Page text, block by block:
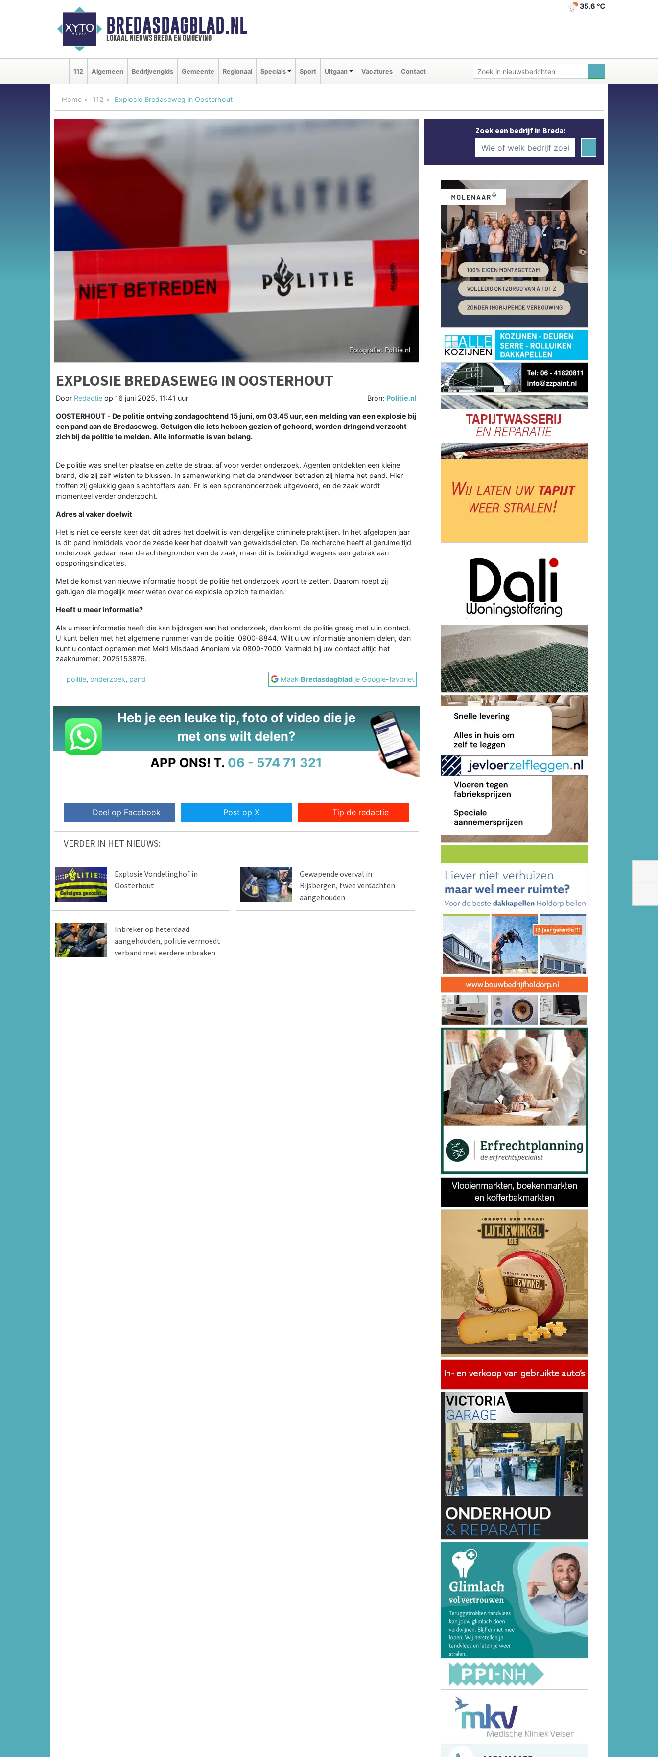
BREDASDAGBLAD.NL
lokaal nieuws breda en omgeving
35.6 ℃
112 Algemeen Bedrijvengids Gemeente Regionaal Specials Sport Uitgaan Vacatures Contact
Home 112 Explosie Bredaseweg in Oosterhout
EXPLOSIE BREDASEWEG IN OOSTERHOUT
Door Redactie op 16 juni 2025, 11:41 uur Bron: Politie.nl
OOSTERHOUT - De politie ontving zondagochtend 15 juni, om 03.45 uur, een melding van een explosie bij
een pand aan de Bredaseweg. Getuigen die iets hebben gezien of gehoord, worden dringend verzocht
zich bij de politie te melden. Alle informatie is van belang.
De politie was snel ter plaatse en zette de straat af voor verder onderzoek. Agenten ontdekten een kleine
brand, die zij zelf wisten te blussen. In samenwerking met de brandweer betraden zij hierna het pand. Hier
troffen zij gelukkig geen slachtoffers aan. Er is een sporenonderzoek uitgevoerd, en de zaak wordt
momenteel verder onderzocht.
Adres al vaker doelwit
Het is niet de eerste keer dat dit adres het doelwit is van dergelijke criminele praktijken. In het afgelopen jaar
is dit pand inmiddels voor de zesde keer het doelwit van geweldsdelicten. De recherche heeft al geruime tijd
onderzoek gedaan naar de achtergronden van de zaak, maar dit is beëindigd wegens een gebrek aan
opsporingsindicaties.
Met de komst van nieuwe informatie hoopt de politie het onderzoek voort te zetten. Daarom roept zij
getuigen die mogelijk meer weten over de explosie op zich te melden.
Heeft u meer informatie?
Als u meer informatie heeft die kan bijdragen aan het onderzoek, dan komt de politie graag met u in contact.
U kunt bellen met het algemene nummer van de politie: 0900-8844. Wilt u uw informatie anoniem delen, dan
kunt u contact opnemen met Meld Misdaad Anoniem via 0800-7000. Vermeld bij uw contact altijd het
zaaknummer: 2025153876.
politie, onderzoek, pand Maak Bredasdagblad je Google-favoriet
Heb je een leuke tip, foto of video die je
met ons wilt delen?
APP ONS! T. 06 - 574 71 321
Deel op Facebook Post op X Tip de redactie
VERDER IN HET NIEUWS:
Explosie Vondelinghof in
Oosterhout
Gewapende overval in
Rijsbergen, twee verdachten
aangehouden
Inbreker op heterdaad
aangehouden, politie vermoedt
verband met eerdere inbraken
Zoek een bedrijf in Breda: